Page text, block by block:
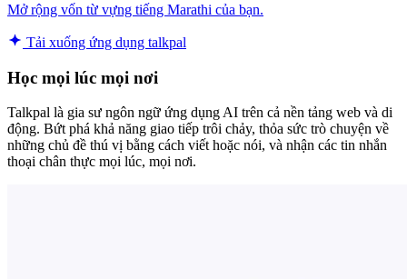
Mở rộng vốn từ vựng tiếng Marathi của bạn.
Tải xuống ứng dụng talkpal
Học mọi lúc mọi nơi
Talkpal là gia sư ngôn ngữ ứng dụng AI trên cả nền tảng web và di
động. Bứt phá khả năng giao tiếp trôi chảy, thỏa sức trò chuyện về
những chủ đề thú vị bằng cách viết hoặc nói, và nhận các tin nhắn
thoại chân thực mọi lúc, mọi nơi.